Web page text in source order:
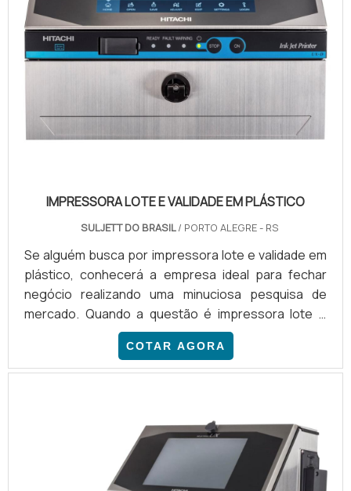
IMPRESSORA LOTE E VALIDADE EM PLÁSTICO
SULJETT DO BRASIL/ PORTO ALEGRE - RS
Se alguém busca por impressora lote e validade em
plástico, conhecerá a empresa ideal para fechar
negócio realizando uma minuciosa pesquisa de
mercado. Quando a questão é impressora lote e
validade em plástico, na Suljett do Brasil irá
encontrar precisão com comprometimento com os
resultados dos clientes.DETALHES SOBRE A
competência e excelência em uma áre...
COTAR AGORA